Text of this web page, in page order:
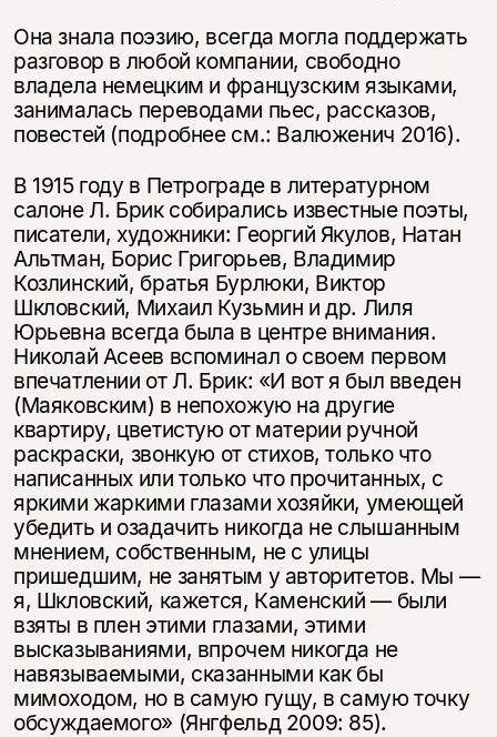
Она знала поэзию, всегда могла поддержать
разговор в любой компании, свободно
владела немецким и французским языками,
занималась переводами пьес, рассказов,
повестей (подробнее см.: Валюженич 2016).
В 1915 году в Петрограде в литературном
салоне Л. Брик собирались известные поэты,
писатели, художники: Георгий Якулов, Натан
Альтман, Борис Григорьев, Владимир
Козлинский, братья Бурлюки, Виктор
Шкловский, Михаил Кузьмин и др. Лиля
Юрьевна всегда была в центре внимания.
Николай Асеев вспоминал о своем первом
впечатлении от Л. Брик: «И вот я был введен
(Маяковским) в непохожую на другие
квартиру, цветистую от материи ручной
раскраски, звонкую от стихов, только что
написанных или только что прочитанных, с
яркими жаркими глазами хозяйки, умеющей
убедить и озадачить никогда не слышанным
мнением, собственным, не с улицы
пришедшим, не занятым у авторитетов. Мы —
я, Шкловский, кажется, Каменский — были
взяты в плен этими глазами, этими
высказываниями, впрочем никогда не
навязываемыми, сказанными как бы
мимоходом, но в самую гущу, в самую точку
обсуждаемого» (Янгфельд 2009: 85).